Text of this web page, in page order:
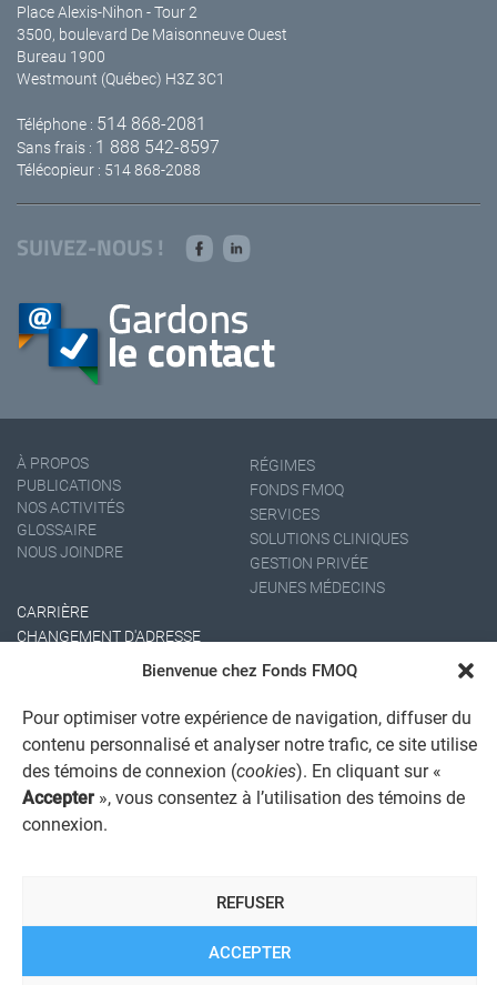
Bienvenue chez Fonds FMOQ
Pour optimiser votre expérience de navigation, diffuser du
contenu personnalisé et analyser notre trafic, ce site utilise
des témoins de connexion (cookies). En cliquant sur «
Accepter », vous consentez à l’utilisation des témoins de
connexion.
ACCEPTER
REFUSER
Place Alexis-Nihon - Tour 2
3500, boulevard De Maisonneuve Ouest
Bureau 1900
Westmount (Québec) H3Z 3C1
Téléphone : 514 868-2081
Sans frais : 1 888 542-8597
Télécopieur : 514 868-2088
SUIVEZ-NOUS !
À PROPOS
PUBLICATIONS
NOS ACTIVITÉS
GLOSSAIRE
NOUS JOINDRE
RÉGIMES
FONDS FMOQ
SERVICES
SOLUTIONS CLINIQUES
GESTION PRIVÉE
JEUNES MÉDECINS
CARRIÈRE
CHANGEMENT D'ADRESSE
AVIS JURIDIQUE GÉNÉRAL
POLITIQUE DE TRAITEMENT DES PLAINTES
REGISTRE DES CONFLITS D'INTÉRÊTS